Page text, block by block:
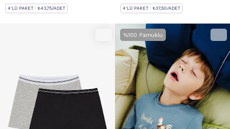
4'LÜ PAKET · ₺43,75/ADET 4'LÜ PAKET · ₺37,50/ADET
%100 Pamuklu